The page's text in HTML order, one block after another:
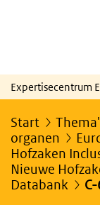
Expertisecentrum
Start
organen
Hofzaken
Nieuwe
Databank